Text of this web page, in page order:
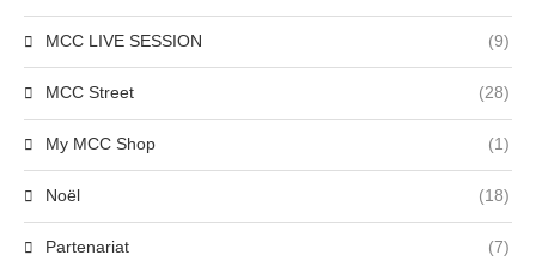
MCC LIVE SESSION (9)
MCC Street (28)
My MCC Shop (1)
Noël (18)
Partenariat (7)